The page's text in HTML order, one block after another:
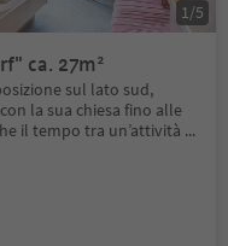
ca. 27m²
sul lato sud,
la sua chiesa fino alle
il tempo tra un’attività ...
1/5